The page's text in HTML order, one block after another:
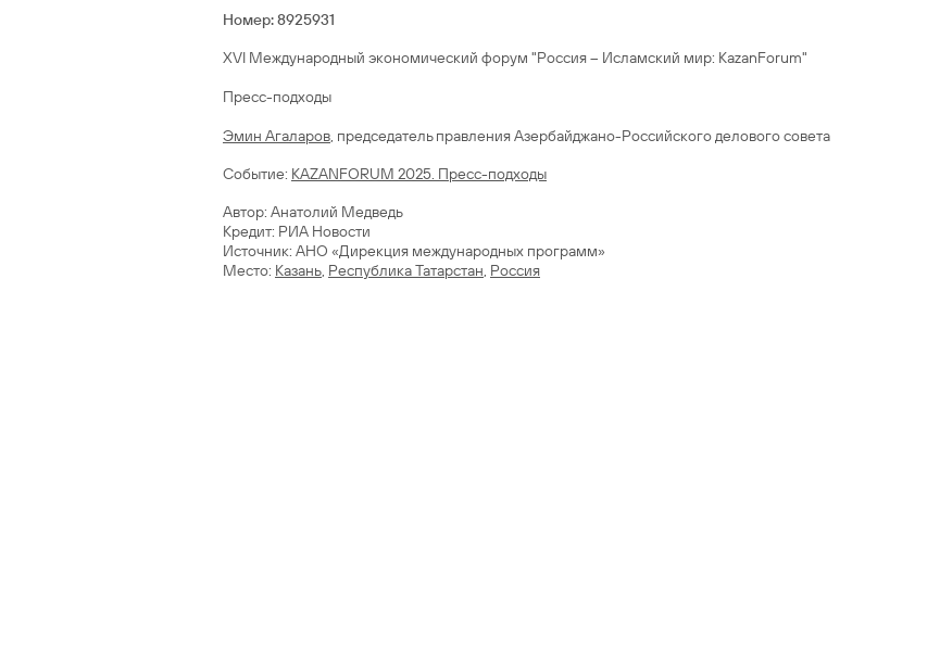
Номер: 8925931
XVI Международный экономический форум "Россия – Исламский мир: КаzanForum"
Пресс-подходы
Эмин Агаларов
Cобытие: KAZANFORUM 2025. Пресс-подходы
Автор: Анатолий Медведь
Кредит: РИА Новости
Источник: АНО «Дирекция международных программ»
Место: Казань, Республика Татарстан, Россия